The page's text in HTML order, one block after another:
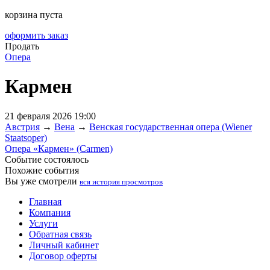
корзина пуста
оформить заказ
Продать
Опера
Кармен
21 февраля 2026 19:00
Австрия → Вена → Венская государственная опера (Wiener
Staatsoper)
Опера «Кармен» (Carmen)
Событие состоялось
Похожие события
Вы уже смотрели вся история просмотров
Главная
Компания
Услуги
Обратная связь
Личный кабинет
Договор оферты